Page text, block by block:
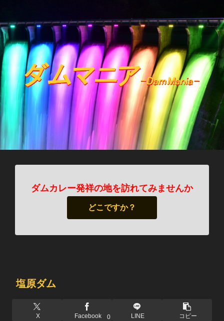
ダムカレー発祥の地を訪れてみませんか
どこですか？
塩原ダム
X Facebook 0 LINE コピー